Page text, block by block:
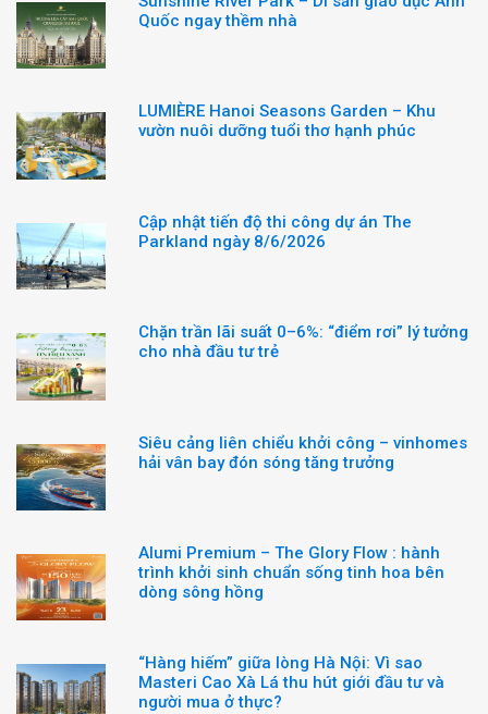
Quốc ngay thềm nhà
LUMIÈRE Hanoi Seasons Garden – Khu
vườn nuôi dưỡng tuổi thơ hạnh phúc
Cập nhật tiến độ thi công dự án The
Parkland ngày 8/6/2026
Chặn trần lãi suất 0–6%: “điểm rơi” lý tưởng
cho nhà đầu tư trẻ
Siêu cảng liên chiểu khởi công – vinhomes
hải vân bay đón sóng tăng trưởng
Alumi Premium – The Glory Flow : hành
trình khởi sinh chuẩn sống tinh hoa bên
dòng sông hồng
“Hàng hiếm” giữa lòng Hà Nội: Vì sao
Masteri Cao Xà Lá thu hút giới đầu tư và
người mua ở thực?